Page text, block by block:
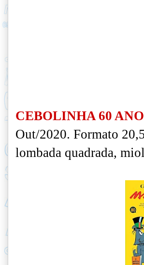
CEBOLINHA 60
Out/2020. Formato
lombada quadrada,